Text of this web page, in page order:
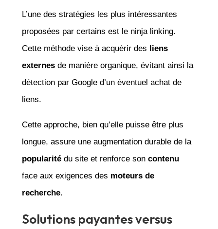
L’une des stratégies les plus intéressantes
proposées par certains est le ninja linking.
Cette méthode vise à acquérir des liens
externesde manière organique, évitant ainsi la
détection par Google d’un éventuel achat de
liens.
Cette approche, bien qu’elle puisse être plus
longue, assure une augmentation durable de la
popularitédu site et renforce son contenu
face aux exigences des moteurs de
recherche.
Solutions payantes versus